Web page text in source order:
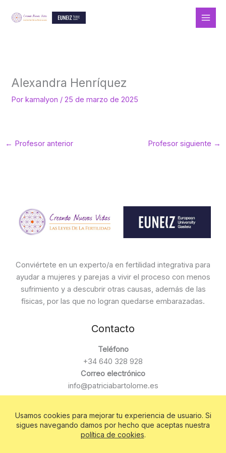
Alexandra Henríquez
Porkamalyon /25 de marzo de 2025
← Profesor anterior Profesor siguiente →
Conviértete en un experto/a en fertilidad integrativa para
ayudar a mujeres y parejas a vivir el proceso con menos
sufrimiento y a descubrir otras causas, además de las
físicas, por las que no logran quedarse embarazadas.
Contacto
Teléfono
+34 640 328 928
Correo electrónico
info@patriciabartolome.es
Copyright © 2026 Creando Nuevas Vidas SL